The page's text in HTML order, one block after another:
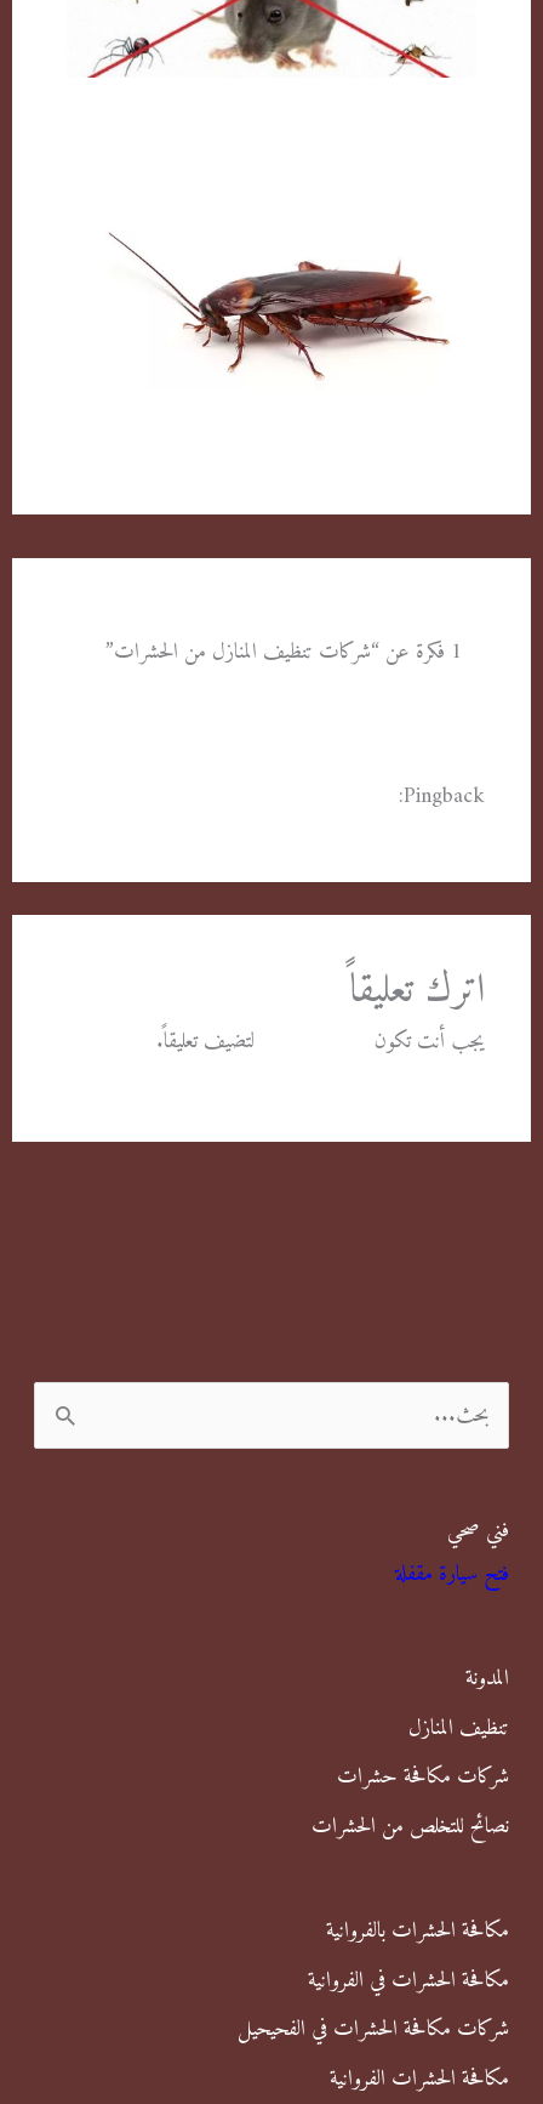
1 فكرة عن “شركات تنظيف المنازل من الحشرات”
Pingback:
اترك تعليقاً
يجب أنت تكون لتضيف تعليقاً.
ل
ح
ث
ن
فني صحي
فتح سيارة مقفلة
المدونة
تنظيف المنازل
شركات مكافحة حشرات
نصائح للتخلص من الحشرات
مكافحة الحشرات بالفروانية
مكافحة الحشرات في الفروانية
شركات مكافحة الحشرات في الفحيحيل
مكافحة الحشرات الفروانية